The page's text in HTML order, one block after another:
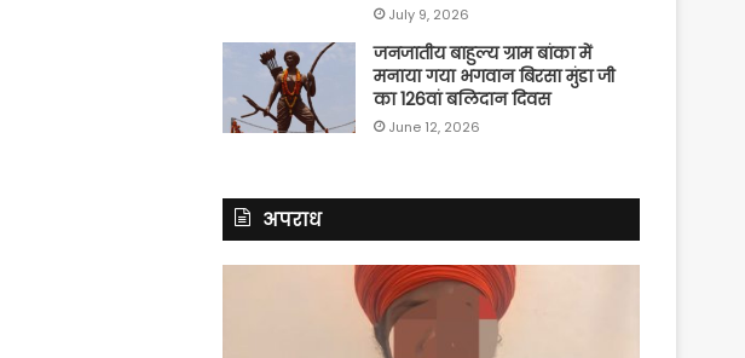
July 9, 2026
जनजातीय बाहुल्य ग्राम बांका में
मनाया गया भगवान बिरसा मुंडा जी
का 126वां बलिदान दिवस
June 12, 2026
अपराध